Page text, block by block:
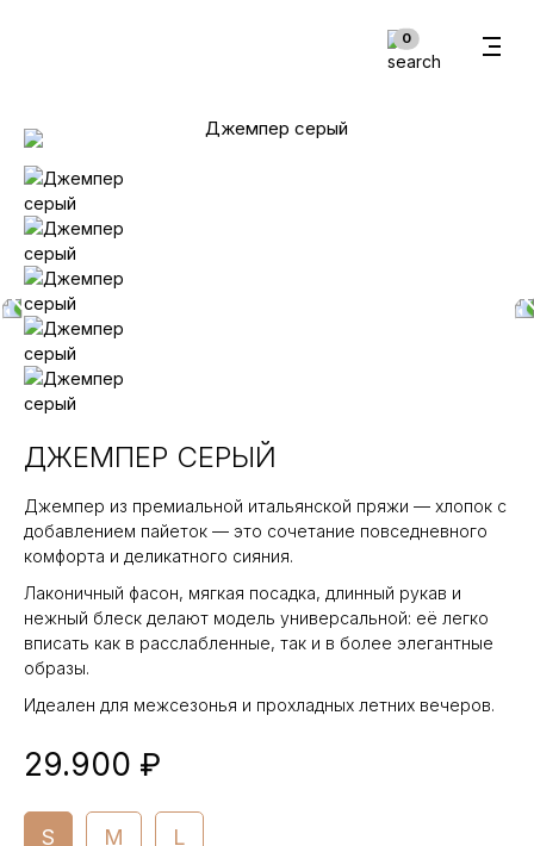
0В корзину
ДЖЕМПЕР СЕРЫЙ
Джемпер из премиальной итальянской пряжи — хлопок с
добавлением пайеток — это сочетание повседневного
комфорта и деликатного сияния.
Лаконичный фасон, мягкая посадка, длинный рукав и
нежный блеск делают модель универсальной: её легко
вписать как в расслабленные, так и в более элегантные
образы.
Идеален для межсезонья и прохладных летних вечеров.
29.900 ₽
S M L